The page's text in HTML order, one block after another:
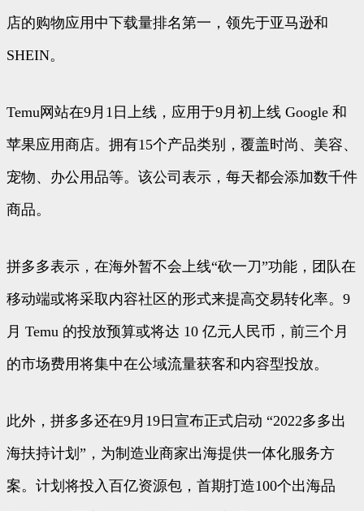
店的购物应用中下载量排名第一，领先于亚马逊和
SHEIN。
Temu网站在9月1日上线，应用于9月初上线 Google 和
苹果应用商店。拥有15个产品类别，覆盖时尚、美容、
宠物、办公用品等。该公司表示，每天都会添加数千件
商品。
拼多多表示，在海外暂不会上线“砍一刀”功能，团队在
移动端或将采取内容社区的形式来提高交易转化率。9
月 Temu 的投放预算或将达 10 亿元人民币，前三个月
的市场费用将集中在公域流量获客和内容型投放。
此外，拼多多还在9月19日宣布正式启动 “2022多多出
海扶持计划”，为制造业商家出海提供一体化服务方
案。计划将投入百亿资源包，首期打造100个出海品